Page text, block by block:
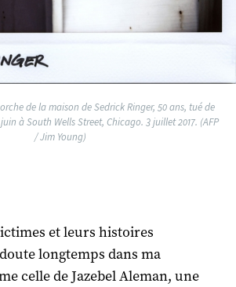
de la maison de Sedrick Ringer, 50 ans, tué de
à South Wells Street, Chicago. 3 juillet 2017. (AFP
/ Jim Young)
et leurs histoires
longtemps dans ma
celle de Jazebel Aleman, une